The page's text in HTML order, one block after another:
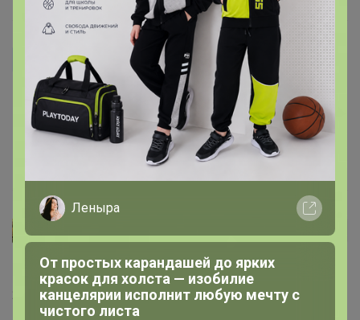
Танюся б
Бонифаций, так тут есть глицин или нет?
Автор уже получил заказ!
Андрей, Спасибо за закупку!
20 октября, 2025 19:23
Леныра
От простых карандашей до ярких
красок для холста — изобилие
канцелярии исполнит любую мечту с
чистого листа